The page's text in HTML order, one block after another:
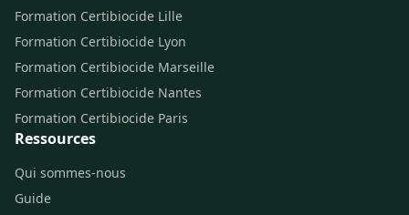
Formation Certibiocide Lille
Formation Certibiocide Lyon
Formation Certibiocide Marseille
Formation Certibiocide Nantes
Formation Certibiocide Paris
Ressources
Qui sommes-nous
Guide